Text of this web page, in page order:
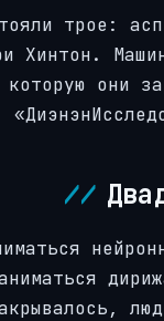
трое:
Хинтон.
они